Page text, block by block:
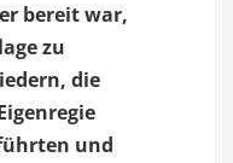
bereit war,
zu
die
und